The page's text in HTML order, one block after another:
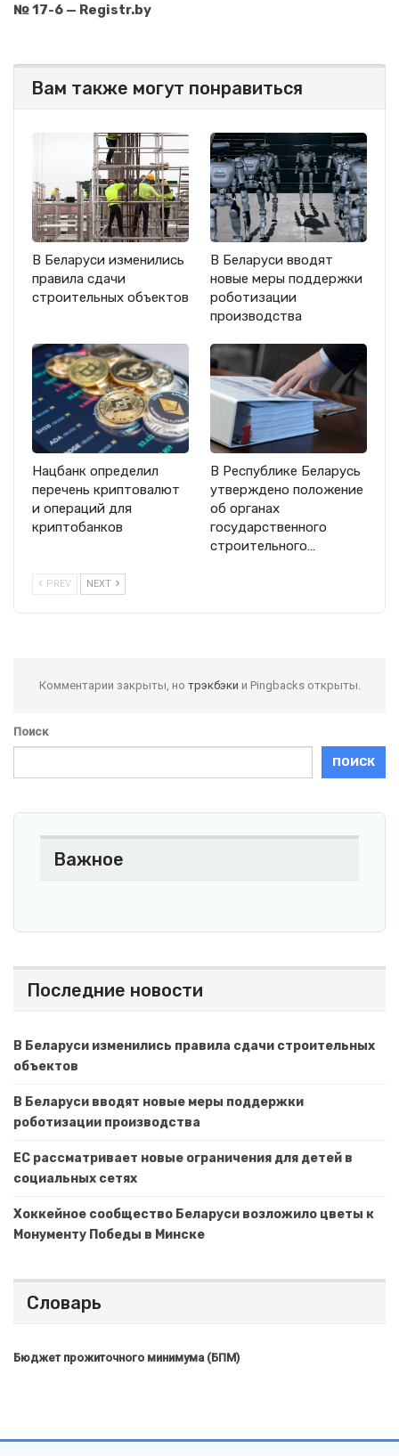
№ 17-6 — Registr.by
Вам также могут понравиться
В Беларуси изменились
правила сдачи
строительных объектов
В Беларуси вводят
новые меры поддержки
роботизации
производства
Нацбанк определил
перечень криптовалют
и операций для
криптобанков
В Республике Беларусь
утверждено положение
об органах
государственного
строительного…
PREV NEXT
Комментарии закрыты, но трэкбэки и Pingbacks открыты.
Поиск
ПОИСК
Важное
Последние новости
В Беларуси изменились правила сдачи строительных
объектов
В Беларуси вводят новые меры поддержки
роботизации производства
ЕС рассматривает новые ограничения для детей в
социальных сетях
Хоккейное сообщество Беларуси возложило цветы к
Монументу Победы в Минске
Словарь
Бюджет прожиточного минимума (БПМ)